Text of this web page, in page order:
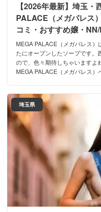
【2026年最新】埼玉
PALACE（メガパレス
コミ・おすすめ嬢・
MEGA PALACE（メガパレス
たにオープンしたソープです。
ので、色々期待しちゃいますよ
MEGA PALACE（メガパレス）
埼玉県